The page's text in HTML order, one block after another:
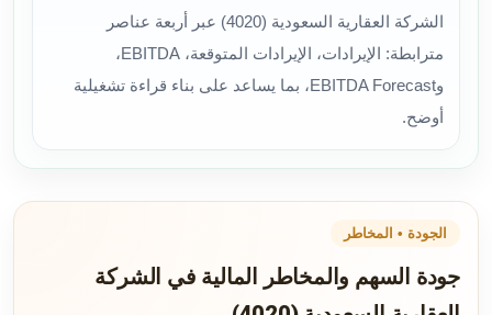
الشركة العقارية السعودية (4020) عبر أربعة عناصر
مترابطة: الإيرادات، الإيرادات المتوقعة، EBITDA،
وEBITDA Forecast، بما يساعد على بناء قراءة تشغيلية
أوضح.
الجودة • المخاطر
جودة السهم والمخاطر المالية في الشركة